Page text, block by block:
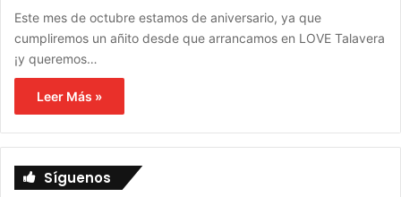
Este mes de octubre estamos de aniversario, ya que
cumpliremos un añito desde que arrancamos en LOVE Talavera
¡y queremos…
Leer Más »
Síguenos